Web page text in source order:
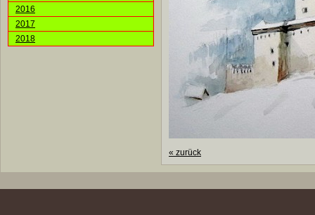
2016
2017
2018
« zurück